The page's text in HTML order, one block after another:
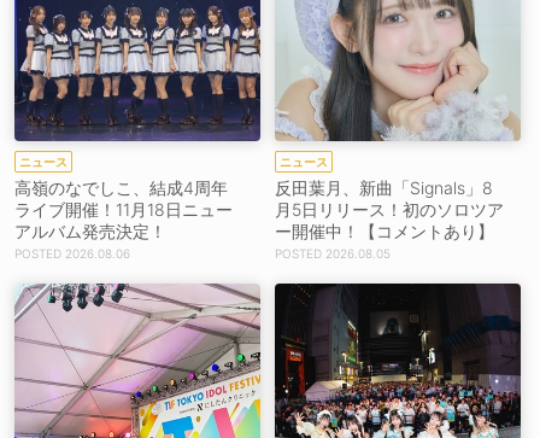
ニュース
高嶺のなでしこ、結成4周年
ライブ開催！11月18日ニュー
アルバム発売決定！
2026.08.06
ニュース
反田葉月、新曲「Signals」8
月5日リリース！初のソロツア
ー開催中！【コメントあり】
2026.08.05